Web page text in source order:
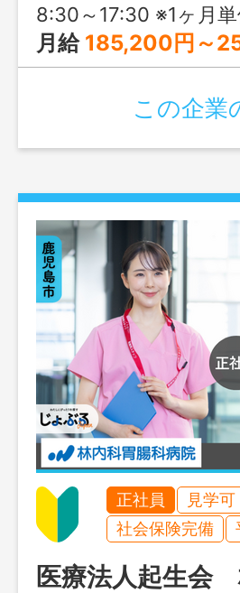
8:30～17:30 ※1ヶ月
月給 185,200円～252,200円 [給与の内訳] 基本給
この企業
正社員 見学可
社会保険完備
医療法人起生会